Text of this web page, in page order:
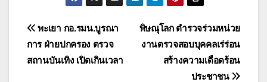
แนะแนว
เรื่อง
พิษณุโลก ตำรวจร่วมหน่วย
งานตรวจสอบบุคคลเร่ร่อน
สร้างความเดือดร้อน
ประชาชน
พะเยา กอ.รมน.บูรณา
การ ฝ่ายปกครอง ตรวจ
สถานบันเทิง เปิดเกินเวลา